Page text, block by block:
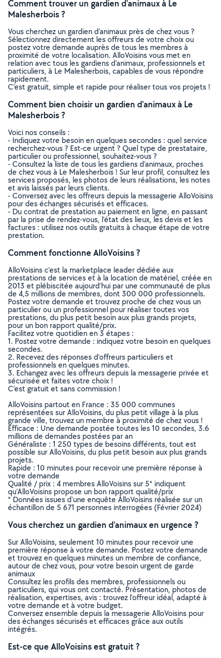
Comment trouver un gardien d'animaux à Le
Malesherbois ?
Vous cherchez un gardien d'animaux près de chez vous ?
Sélectionnez directement les offreurs de votre choix ou
postez votre demande auprès de tous les membres à
proximité de votre localisation. AlloVoisins vous met en
relation avec tous les gardiens d'animaux, professionnels et
particuliers, à Le Malesherbois, capables de vous répondre
rapidement.
C’est gratuit, simple et rapide pour réaliser tous vos projets !
Comment bien choisir un gardien d'animaux à Le
Malesherbois ?
Voici nos conseils :
- Indiquez votre besoin en quelques secondes : quel service
recherchez-vous ? Est-ce urgent ? Quel type de prestataire,
particulier ou professionnel, souhaitez-vous ?
- Consultez la liste de tous les gardiens d'animaux, proches
de chez vous à Le Malesherbois ! Sur leur profil, consultez les
services proposés, les photos de leurs réalisations, les notes
et avis laissés par leurs clients.
- Conversez avec les offreurs depuis la messagerie AlloVoisins
pour des échanges sécurisés et efficaces.
- Du contrat de prestation au paiement en ligne, en passant
par la prise de rendez-vous, l’état des lieux, les devis et les
factures : utilisez nos outils gratuits à chaque étape de votre
prestation.
Comment fonctionne AlloVoisins ?
AlloVoisins c’est la marketplace leader dédiée aux
prestations de services et à la location de matériel, créée en
2013 et plébiscitée aujourd’hui par une communauté de plus
de 4,5 millions de membres, dont 300 000 professionnels.
Postez votre demande et trouvez proche de chez vous un
particulier ou un professionnel pour réaliser toutes vos
prestations, du plus petit besoin aux plus grands projets,
pour un bon rapport qualité/prix.
Facilitez votre quotidien en 3 étapes :
1. Postez votre demande : indiquez votre besoin en quelques
secondes.
2. Recevez des réponses d’offreurs particuliers et
professionnels en quelques minutes.
3. Echangez avec les offreurs depuis la messagerie privée et
sécurisée et faites votre choix !
C’est gratuit et sans commission !
AlloVoisins partout en France : 35 000 communes
représentées sur AlloVoisins, du plus petit village à la plus
grande ville, trouvez un membre à proximité de chez vous !
Efficace : Une demande postée toutes les 10 secondes, 3.6
millions de demandes postées par an
Généraliste : 1 250 types de besoins différents, tout est
possible sur AlloVoisins, du plus petit besoin aux plus grands
projets.
Rapide : 10 minutes pour recevoir une première réponse à
votre demande
Qualité / prix : 4 membres AlloVoisins sur 5* indiquent
qu’AlloVoisins propose un bon rapport qualité/prix
* Données issues d’une enquête AlloVoisins réalisée sur un
échantillon de 5 671 personnes interrogées (Février 2024)
Vous cherchez un gardien d'animaux en urgence ?
Sur AlloVoisins, seulement 10 minutes pour recevoir une
première réponse à votre demande. Postez votre demande
et trouvez en quelques minutes un membre de confiance,
autour de chez vous, pour votre besoin urgent de garde
animaux
Consultez les profils des membres, professionnels ou
particuliers, qui vous ont contacté. Présentation, photos de
réalisation, expertises, avis : trouvez l'offreur idéal, adapté à
votre demande et à votre budget.
Conversez ensemble depuis la messagerie AlloVoisins pour
des échanges sécurisés et efficaces grâce aux outils
intégrés.
Est-ce que AlloVoisins est gratuit ?